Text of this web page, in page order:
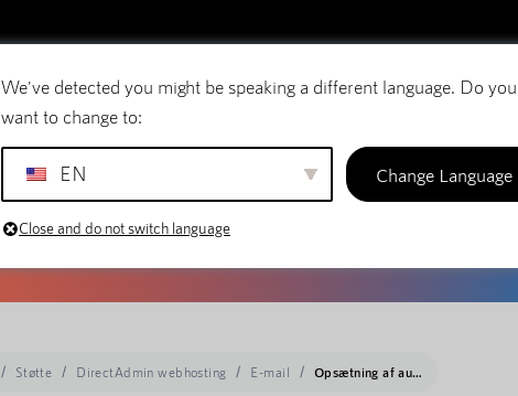
E-mail Domænenavne SiteBuilder
Støtte DirectAdmin webhosting E-mail Opsætning af autosvar i DirectAdmin
We've detected you might be speaking a different language. Do you
want to change to:
EN Change Language
Close and do not switch language